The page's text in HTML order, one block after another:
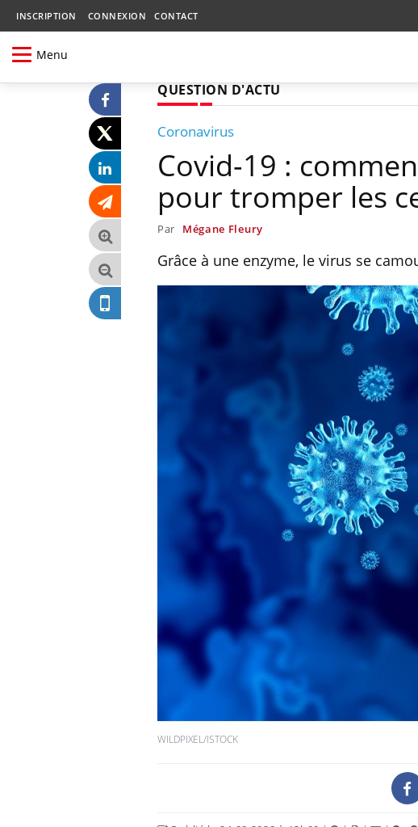
INSCRIPTION CONNEXION CONTACT
Menu
QUESTION D'ACTU
Coronavirus
Covid-19 :
pour tromper les
Par Mégane Fleury
Grâce à une enzyme, le virus se
WILDPIXEL/ISTOCK